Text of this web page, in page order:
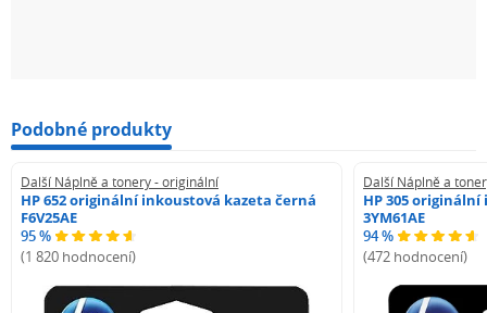
Podobné produkty
Další Náplně a tonery - originální
HP 652 originální inkoustová kazeta černá
F6V25AE
95 %
(1 820 hodnocení)
Další Náplně a
HP 305
3YM61AE
94 %
(472 hodnocení)